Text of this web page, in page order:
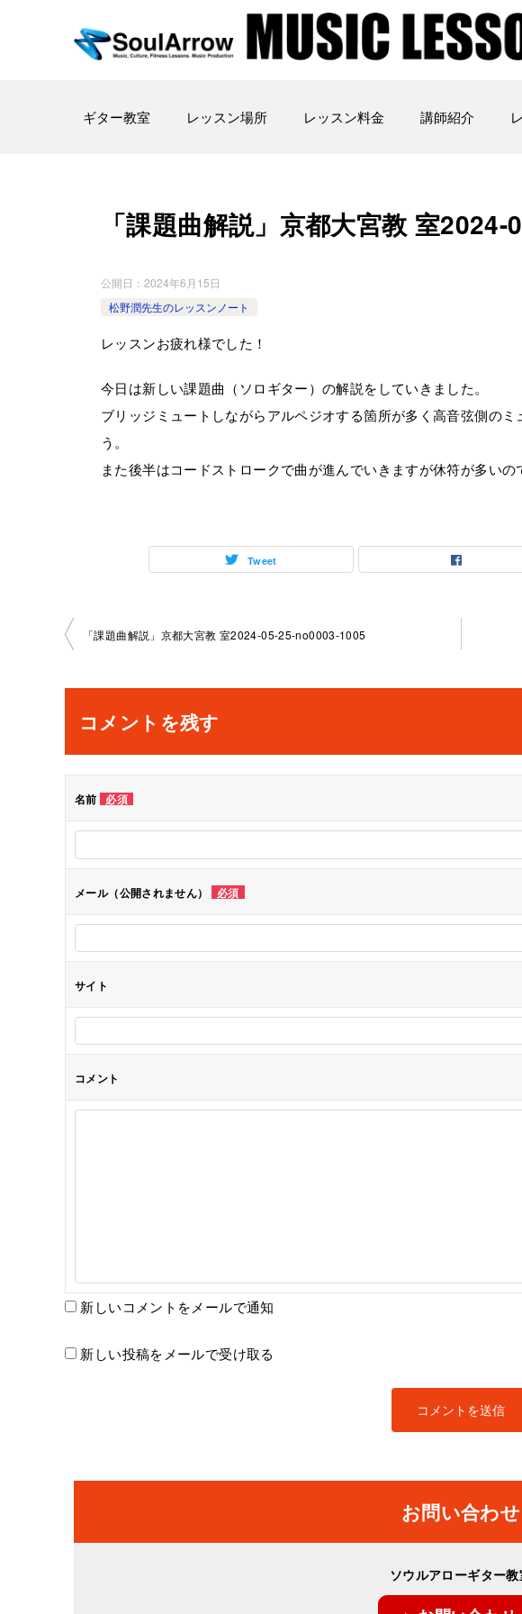
ギター教室 レッスン場所 レッスン料金 講師紹介
「課題曲解説」京都大宮教 室
公開日： 2024年6月15日
松野潤先生のレッスンノート
レッスンお疲れ様でした！
今日は新しい課題曲（ソロギター）の解説をしていきました。
ブリッジミュートしながらアルペジオする箇所が多く高音弦側の
う。
また後半はコードストロークで曲が進んでいきますが休符が多い
Tweet
投
ナ
ビ
ゲ
ー
シ
ョ
「課題曲解説」京都大宮教 室2024-05-25-no0003-­1005
コメントを残す
名前 必須
メール（公開されません） 必須
サイト
コメント
新しいコメントをメールで通知
新しい投稿をメールで受け取る
お問い合わせ
ソウルアローギター